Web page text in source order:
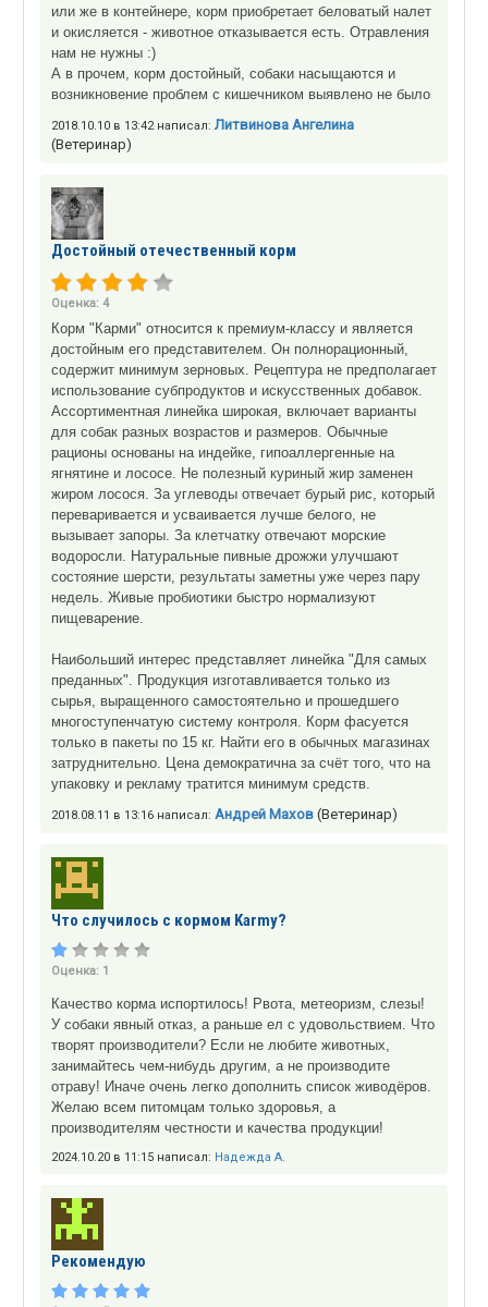
или же в контейнере, корм приобретает беловатый налет
и окисляется - животное отказывается есть. Отравления
нам не нужны :)
А в прочем, корм достойный, собаки насыщаются и
возникновение проблем с кишечником выявлено не было
2018.10.10 в 13:42 написал:Литвинова Ангелина
(Ветеринар)
Достойный отечественный корм
Оценка: 4
Корм "Карми" относится к премиум-классу и является
достойным его представителем. Он полнорационный,
содержит минимум зерновых. Рецептура не предполагает
использование субпродуктов и искусственных добавок.
Ассортиментная линейка широкая, включает варианты
для собак разных возрастов и размеров. Обычные
рационы основаны на индейке, гипоаллергенные на
ягнятине и лососе. Не полезный куриный жир заменен
жиром лосося. За углеводы отвечает бурый рис, который
переваривается и усваивается лучше белого, не
вызывает запоры. За клетчатку отвечают морские
водоросли. Натуральные пивные дрожжи улучшают
состояние шерсти, результаты заметны уже через пару
недель. Живые пробиотики быстро нормализуют
пищеварение.
Наибольший интерес представляет линейка "Для самых
преданных". Продукция изготавливается только из
сырья, выращенного самостоятельно и прошедшего
многоступенчатую систему контроля. Корм фасуется
только в пакеты по 15 кг. Найти его в обычных магазинах
затруднительно. Цена демократична за счёт того, что на
упаковку и рекламу тратится минимум средств.
2018.08.11 в 13:16 написал: Андрей Махов (Ветеринар)
Что случилось с кормом Karmy?
Оценка: 1
Качество корма испортилось! Рвота, метеоризм, слезы!
У собаки явный отказ, а раньше ел с удовольствием. Что
творят производители? Если не любите животных,
занимайтесь чем-нибудь другим, а не производите
отраву! Иначе очень легко дополнить список живодёров.
Желаю всем питомцам только здоровья, а
производителям честности и качества продукции!
2024.10.20 в 11:15 написал: Надежда А.
Рекомендую